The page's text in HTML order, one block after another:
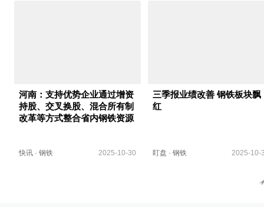
河南：支持优势企业通过增资
持股、交叉换股、混合所有制
改革等方式整合省内钢铁资源
快讯 · 钢铁 2025-10-30
三季报业绩改善 钢铁板块飘
红
盯盘 · 钢铁 2025-10-